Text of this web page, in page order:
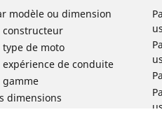
modèle ou dimension
constructeur
de moto
de conduite
gamme
dimensions